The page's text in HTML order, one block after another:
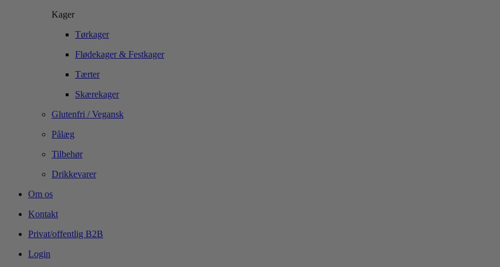
Kager
Tørkager
Flødekager & Festkager
Tærter
Skærekager
Glutenfri / Vegansk
Pålæg
Tilbehør
Drikkevarer
Om os
Kontakt
Privat/offentlig B2B
Login